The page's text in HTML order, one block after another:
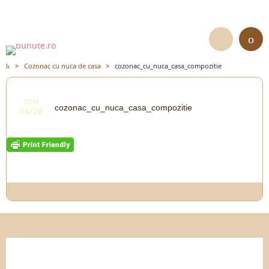
> Cozonac cu nuca de casa > cozonac_cu_nuca_casa_compozitie
2014
04/28 cozonac_cu_nuca_casa_compozitie